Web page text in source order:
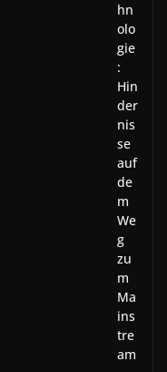
hn
olo
gie
:
Hin
der
nis
se
auf
de
m
We
g
zu
m
Ma
ins
tre
am